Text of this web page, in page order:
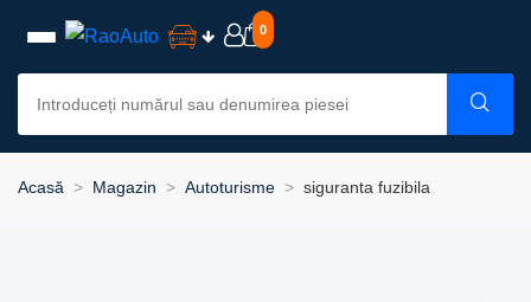
0
Acasă Magazin Autoturisme siguranta fuzibila